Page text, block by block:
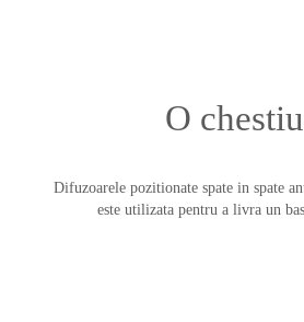
O
Difuzoarele pozitionate spate in spate
este utilizata pentru a livra un